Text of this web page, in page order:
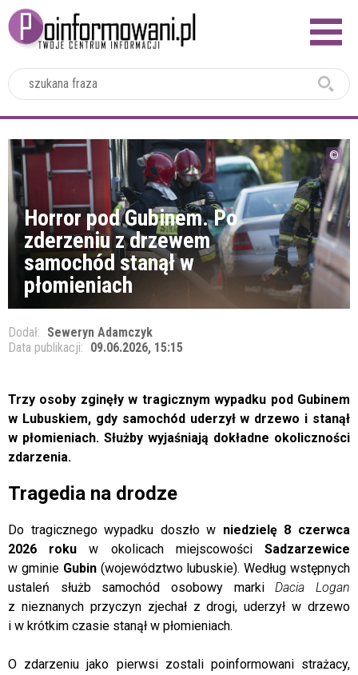
Horror pod Gubinem. Po
zderzeniu z drzewem
samochód stanął w
płomieniach
Dodał: Seweryn Adamczyk
Data publikacji: 09.06.2026, 15:15
Trzy osoby zginęły w tragicznym wypadku pod Gubinem
w Lubuskiem, gdy samochód uderzył w drzewo i stanął
w płomieniach. Służby wyjaśniają dokładne okoliczności
zdarzenia.
Tragedia na drodze
Do tragicznego wypadku doszło w niedzielę 8 czerwca
2026 roku w okolicach miejscowościSadzarzewice
w gminie Gubin(województwo lubuskie). Według wstępnych
ustaleń służb samochód osobowy markiDacia Logan
z nieznanych przyczyn zjechał z drogi, uderzył w drzewo
i w krótkim czasie stanął w płomieniach.
O zdarzeniu jako pierwsi zostali poinformowani strażacy,